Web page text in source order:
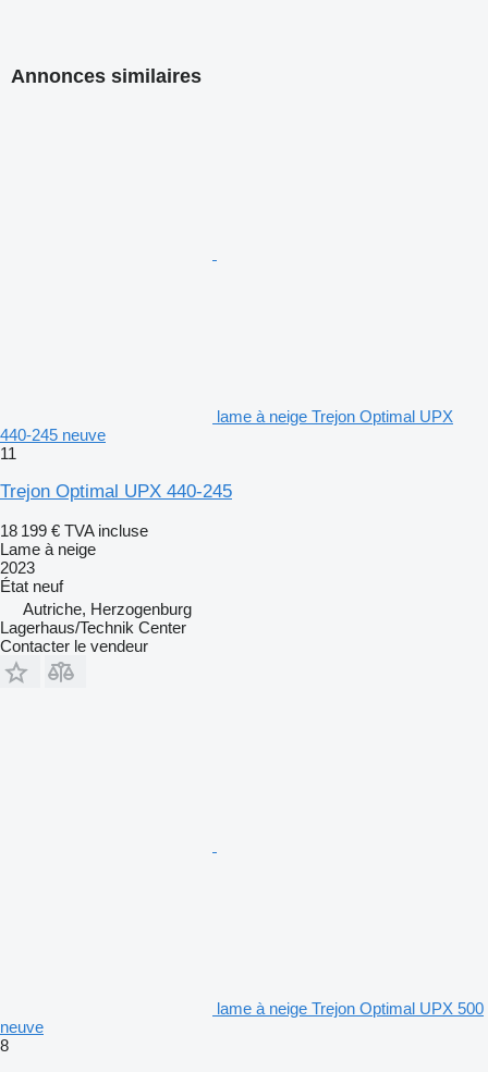
Annonces similaires
lame à neige Trejon Optimal UPX
440-245 neuve
11
Trejon Optimal UPX 440-245
18 199 € TVA incluse
Lame à neige
2023
État neuf
Autriche, Herzogenburg
Lagerhaus/Technik Center
Contacter le vendeur
lame à neige Trejon Optimal UPX 500
neuve
8